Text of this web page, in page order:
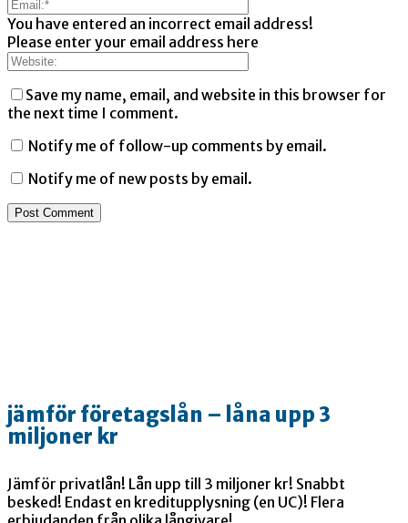
You have entered an incorrect email address!
Please enter your email address here
Save my name, email, and website in this browser for
the next time I comment.
Notify me of follow-up comments by email.
Notify me of new posts by email.
jämför företagslån – låna upp 3
miljoner kr
Jämför privatlån! Lån upp till 3 miljoner kr! Snabbt
besked! Endast en kreditupplysning (en UC)! Flera